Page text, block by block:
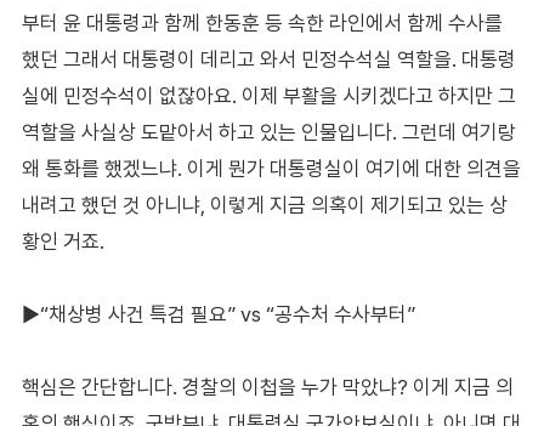
부터 윤 대통령과 함께 한동훈 등 속한 라인에서 함께 수사를
했던 그래서 대통령이 데리고 와서 민정수석실 역할을. 대통령
실에 민정수석이 없잖아요. 이제 부활을 시키겠다고 하지만 그
역할을 사실상 도맡아서 하고 있는 인물입니다. 그런데 여기랑
왜 통화를 했겠느냐. 이게 뭔가 대통령실이 여기에 대한 의견을
내려고 했던 것 아니냐, 이렇게 지금 의혹이 제기되고 있는 상
황인 거죠.
▶“채상병 사건 특검 필요” vs “공수처 수사부터”
핵심은 간단합니다. 경찰의 이첩을 누가 막았냐? 이게 지금 의